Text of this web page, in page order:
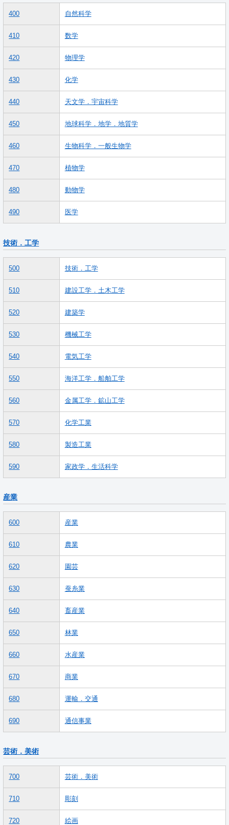
400 自然科学
410 数学
420 物理学
430 化学
440 天文学．宇宙科学
450 地球科学．地学．地質学
460 生物科学．一般生物学
470 植物学
480 動物学
490 医学
技術．工学
500 技術．工学
510 建設工学．土木工学
520 建築学
530 機械工学
540 電気工学
550 海洋工学．船舶工学
560 金属工学．鉱山工学
570 化学工業
580 製造工業
590 家政学．生活科学
産業
600 産業
610 農業
620 園芸
630 蚕糸業
640 畜産業
650 林業
660 水産業
670 商業
680 運輸．交通
690 通信事業
芸術．美術
700 芸術．美術
710 彫刻
720 絵画